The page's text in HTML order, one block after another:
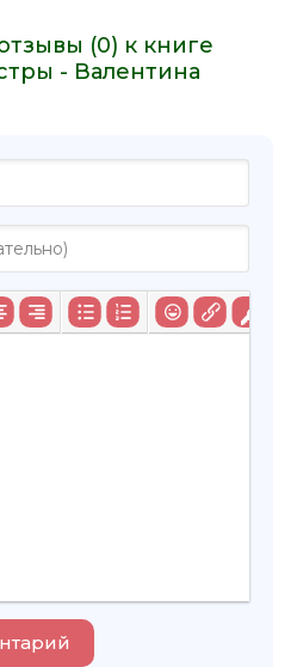
(0) к книге
- Валентина